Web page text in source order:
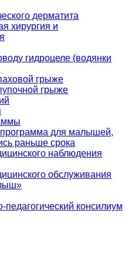
дерматита
хирургия и
гидроцеле (водянки
грыже
грыже
для малышей,
раньше срока
наблюдения
обслуживания
педагогический консилиум